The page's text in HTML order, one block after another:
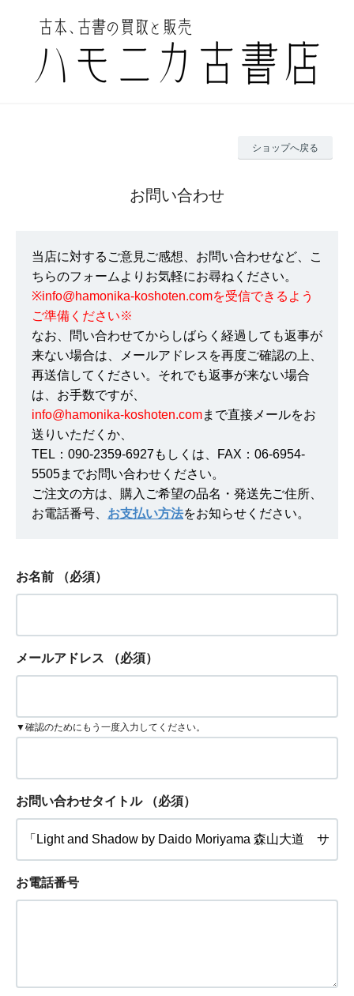
ショップへ戻る
お問い合わせ
当店に対するご意見ご感想、お問い合わせなど、こ
ちらのフォームよりお気軽にお尋ねください。
※info@hamonika-koshoten.comを受信できるよう
ご準備ください※
なお、問い合わせてからしばらく経過しても返事が
来ない場合は、メールアドレスを再度ご確認の上、
再送信してください。それでも返事が来ない場合
は、お手数ですが、
info@hamonika-koshoten.comまで直接メールをお
送りいただくか、
TEL：090-2359-6927もしくは、FAX：06-6954-
5505までお問い合わせください。
ご注文の方は、購入ご希望の品名・発送先ご住所、
お電話番号、 お支払い方法をお知らせください。
お名前 （必須）
メールアドレス （必須）
▼確認のためにもう一度入力してください。
お問い合わせタイトル （必須）
お電話番号